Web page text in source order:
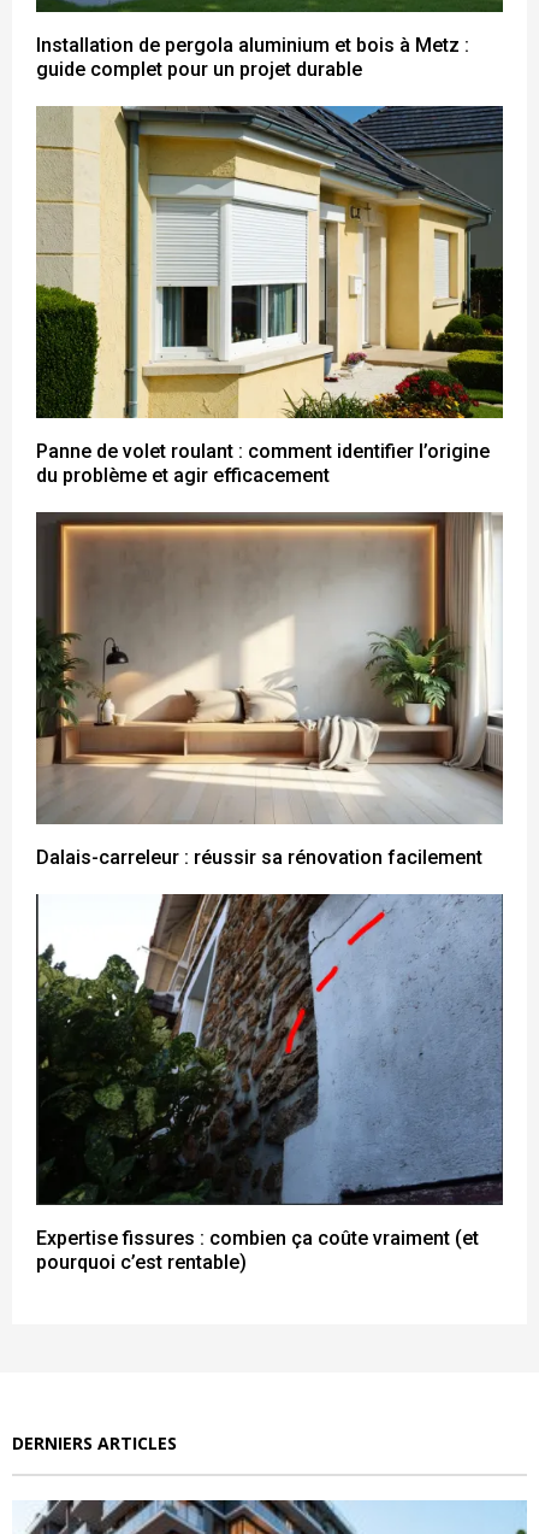
Installation de pergola aluminium et bois à Metz :
guide complet pour un projet durable
Panne de volet roulant : comment identifier l’origine
du problème et agir efficacement
Dalais-carreleur : réussir sa rénovation facilement
Expertise fissures : combien ça coûte vraiment (et
pourquoi c’est rentable)
DERNIERS ARTICLES